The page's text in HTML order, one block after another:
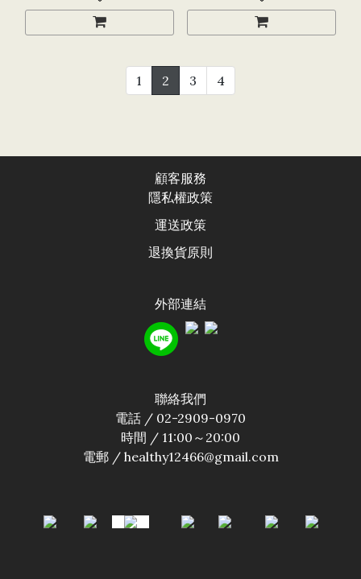
1 2 3 4
顧客服務
隱私權政策
運送政策
退換貨原則
外部連結
聯絡我們
電話 / 02-2909-0970
時間 / 11:00～20:00
電郵 / healthy12466@gmail.com